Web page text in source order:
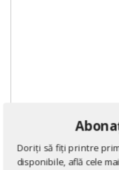
Doriți să fiți printre
disponibile, află cele